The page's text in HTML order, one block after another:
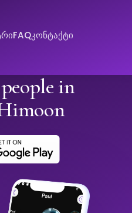
FAQკონტაქტი
in